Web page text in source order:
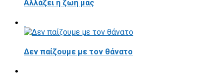
Αλλάζει η ζωή μας
Δεν παίζουμε με τον θάνατο